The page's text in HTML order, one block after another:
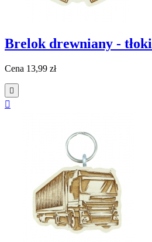
Brelok drewniany - tłoki
Cena 13,99 zł

